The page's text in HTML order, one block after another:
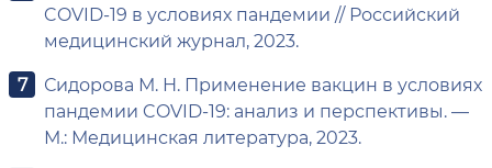
COVID-19 в условиях пандемии // Российский
медицинский журнал, 2023.
Сидорова М. Н. Применение вакцин в условиях
пандемии COVID-19: анализ и перспективы. —
М.: Медицинская литература, 2023.